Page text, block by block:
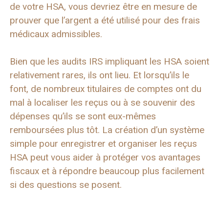
de votre HSA, vous devriez être en mesure de
prouver que l’argent a été utilisé pour des frais
médicaux admissibles.
Bien que les audits IRS impliquant les HSA soient
relativement rares, ils ont lieu. Et lorsqu’ils le
font, de nombreux titulaires de comptes ont du
mal à localiser les reçus ou à se souvenir des
dépenses qu’ils se sont eux-mêmes
remboursées plus tôt. La création d’un système
simple pour enregistrer et organiser les reçus
HSA peut vous aider à protéger vos avantages
fiscaux et à répondre beaucoup plus facilement
si des questions se posent.